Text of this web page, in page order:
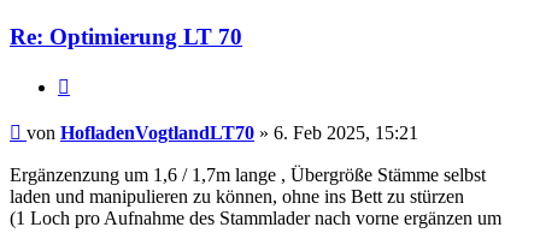
Re: Optimierung LT 70
Beitrag
von HofladenVogtlandLT70 » 6. Feb 2025, 15:21
Ergänzenzung um 1,6 / 1,7m lange , Übergröße Stämme selbst
laden und manipulieren zu können, ohne ins Bett zu stürzen
(1 Loch pro Aufnahme des Stammlader nach vorne ergänzen um